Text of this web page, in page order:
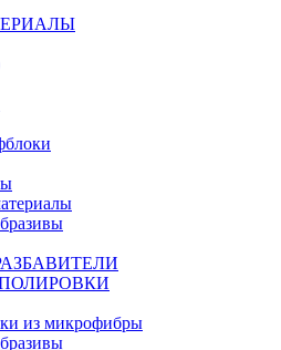
из микрофибры